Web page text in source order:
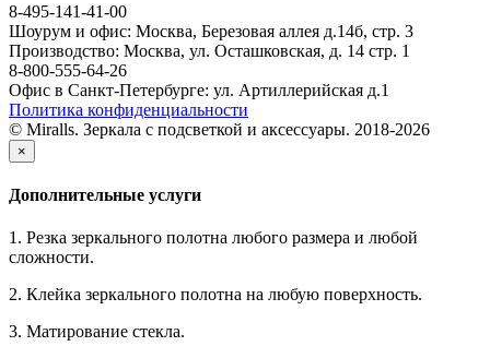
8-495-141-41-00
Шоурум и офис: Москва, Березовая аллея д.14б, стр. 3
Производство: Москва, ул. Осташковская, д. 14 стр. 1
8-800-555-64-26
Офис в Санкт-Петербурге: ул. Артиллерийская д.1
Политика конфиденциальности
© Miralls. Зеркала с подсветкой и аксессуары. 2018-2026
×
Дополнительные услуги
1. Резка зеркального полотна любого размера и любой
сложности.
2. Клейка зеркального полотна на любую поверхность.
3. Матирование стекла.